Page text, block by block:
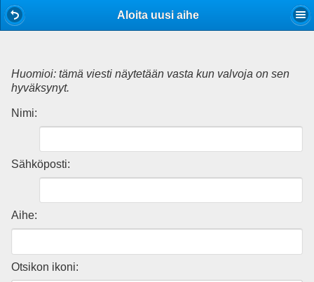
Aloita uusi aihe
Huomioi: tämä viesti näytetään vasta kun valvoja on sen
hyväksynyt.
Nimi:
Sähköposti:
Aihe:
Otsikon ikoni: